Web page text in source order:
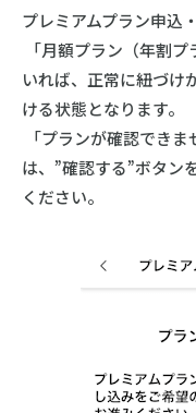
プレミアムプラン申込
「月額プラン（年割
いれば、正常に紐づけ
ける状態となります。
「プランが確認でき
は、”確認する”ボタン
ください。